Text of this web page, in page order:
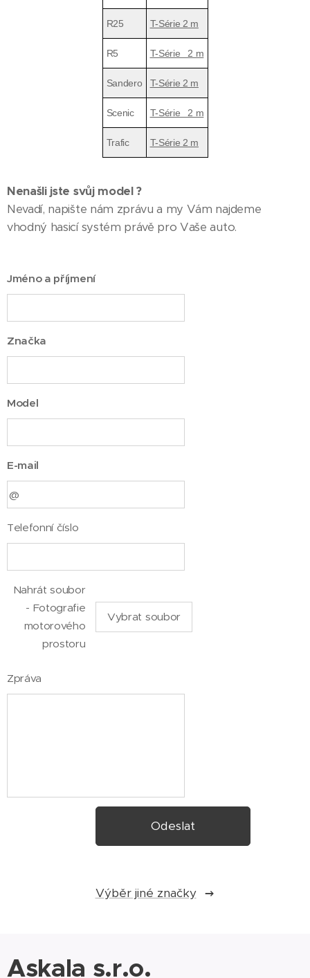
R25 T-Série 2 m
R5 T-Série 2 m
Sandero T-Série 2 m
Scenic T-Série 2 m
Trafic T-Série 2 m
Nenašli jste svůj model ?
Nevadí, napište nám zprávu a my Vám najdeme
vhodný hasicí systém právě pro Vaše auto.
Jméno a příjmení
Značka
Model
E-mail
Telefonní číslo
Nahrát soubor
- Fotografie
motorového
prostoru
Vybrat soubor
Zpráva
Odeslat
Výběr jiné značky
Askala s.r.o.